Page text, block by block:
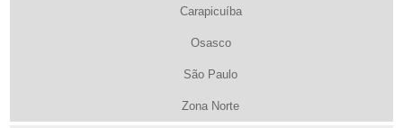
Carapicuíba
Osasco
São Paulo
Zona Norte